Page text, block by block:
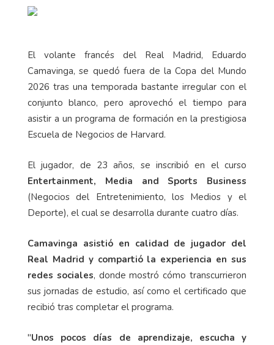
El volante francés del Real Madrid, Eduardo
Camavinga, se quedó fuera de la Copa del Mundo
2026 tras una temporada bastante irregular con el
conjunto blanco, pero aprovechó el tiempo para
asistir a un programa de formación en la prestigiosa
Escuela de Negocios de Harvard.
El jugador, de 23 años, se inscribió en el curso
Entertainment, Media and Sports Business
(Negocios del Entretenimiento, los Medios y el
Deporte), el cual se desarrolla durante cuatro días.
Camavinga asistió en calidad de jugador del
Real Madrid y compartió la experiencia en sus
redes sociales, donde mostró cómo transcurrieron
sus jornadas de estudio, así como el certificado que
recibió tras completar el programa.
"Unos pocos días de aprendizaje, escucha y